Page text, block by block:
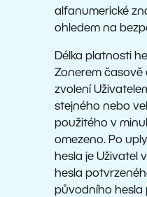
alfanumerické
ohledem na
Délka platnosti
Zonerem časově
zvolení
stejného nebo
použitého v
omezeno. Po
hesla je Uživatel
hesla
původního hesla